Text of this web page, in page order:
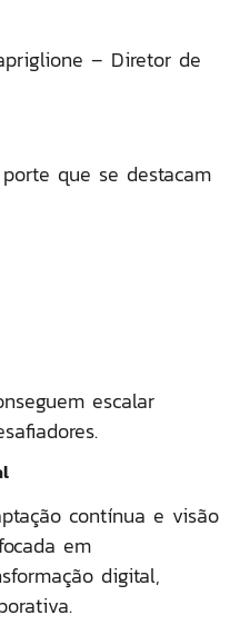
– Diretor de
que se destacam
escalar
contínua e visão
em
digital,